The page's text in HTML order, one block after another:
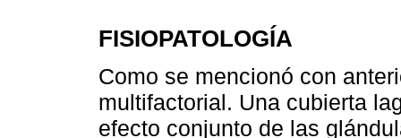
FISIOPATOLOGÍA
Como se mencionó con
multifactorial. Una cubierta
efecto conjunto de las